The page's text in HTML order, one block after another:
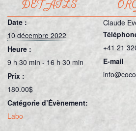
DÉTAILS
Date :
10 décembre 2022
Heure :
9 h 30 min - 16 h 30 min
Prix :
180.00$
Catégorie d’Évènement:
Labo
Claude
+41 21
E-mail